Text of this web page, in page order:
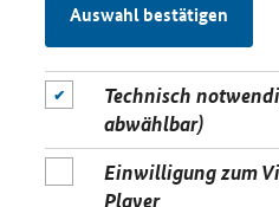
Auswahl bestätigen
Technisch
abwählbar)
Einwilligung zum
Player